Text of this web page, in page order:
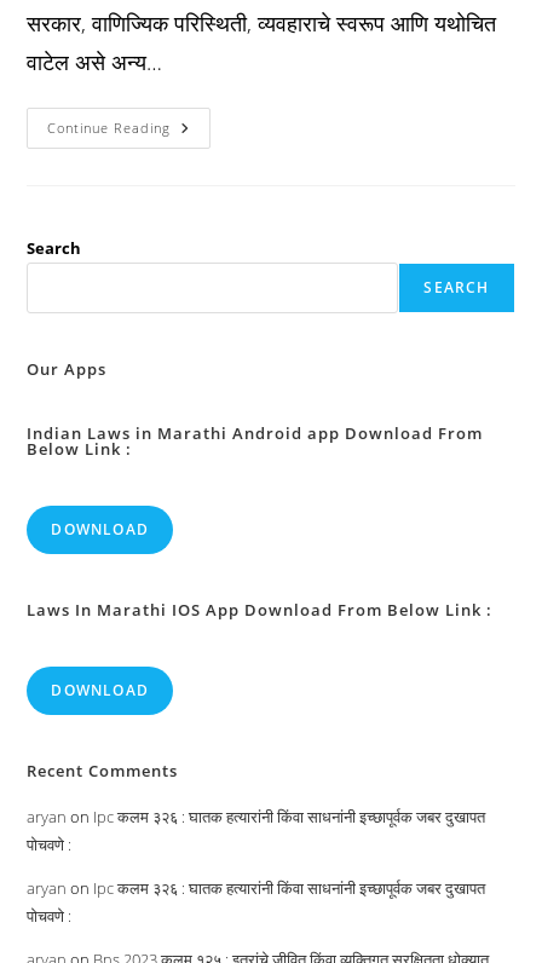
सरकार, वाणिज्यिक परिस्थिती, व्यवहाराचे स्वरूप आणि यथोचित
वाटेल असे अन्य…
Continue Reading IT
Act
व
Search
SEARCH
Our Apps
Indian Laws in Marathi Android app Download From
Below Link :
DOWNLOAD
Laws In Marathi IOS App Download From Below Link :
DOWNLOAD
Recent Comments
aryan on Ipc कलम ३२६ : घातक हत्यारांनी किंवा साधनांनी इच्छापूर्वक जबर दुखापत
पोचवणे :
aryan on Ipc कलम ३२६ : घातक हत्यारांनी किंवा साधनांनी इच्छापूर्वक जबर दुखापत
पोचवणे :